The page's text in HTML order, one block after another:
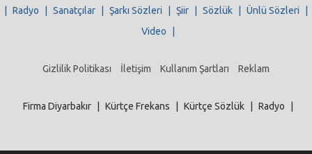
Radyo Sanatçılar Şarkı Sözleri Şiir Sözlük Ünlü Sözleri
Video
Gizlilik Politikası İletişim Kullanım Şartları Reklam
Firma Diyarbakır Kürtçe Frekans Kürtçe Sözlük Radyo